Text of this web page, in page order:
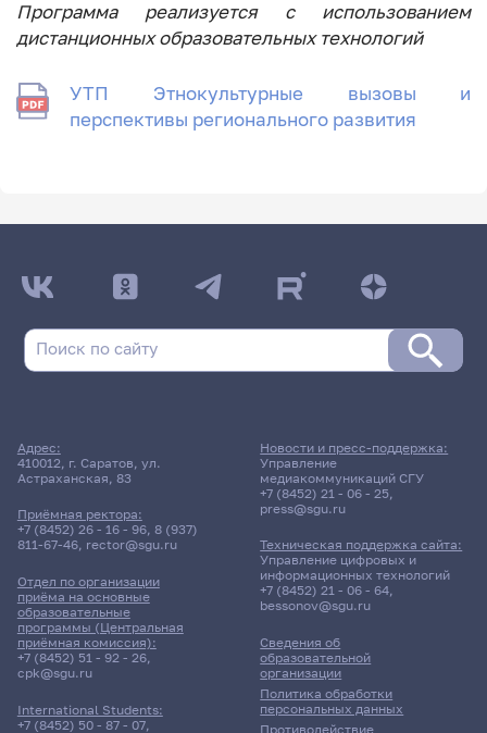
Программа реализуется с использованием
дистанционных образовательных технологий
УТП Этнокультурные вызовы и
перспективы регионального развития
Адрес:
410012, г. Саратов, ул.
Астраханская, 83
Приёмная ректора:
+7 (8452) 26 - 16 - 96, 8 (937)
811-67-46, rector@sgu.ru
Отдел по организации
приёма на основные
образовательные
программы (Центральная
приёмная комиссия):
+7 (8452) 51 - 92 - 26,
cpk@sgu.ru
International Students:
+7 (8452) 50 - 87 - 07,
Сведения об
образовательной
организации
Политика обработки
персональных данных
Противодействие
Новости и пресс-поддержка:
Управление
медиакоммуникаций СГУ
+7 (8452) 21 - 06 - 25,
press@sgu.ru
Техническая поддержка сайта:
Управление цифровых и
информационных технологий
+7 (8452) 21 - 06 - 64,
bessonov@sgu.ru